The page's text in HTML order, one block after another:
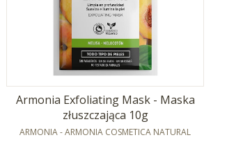
Armonia Exfoliating Mask - Maska
złuszczająca 10g
PRODUCENT
ARMONIA - ARMONIA COSMETICA NATURAL